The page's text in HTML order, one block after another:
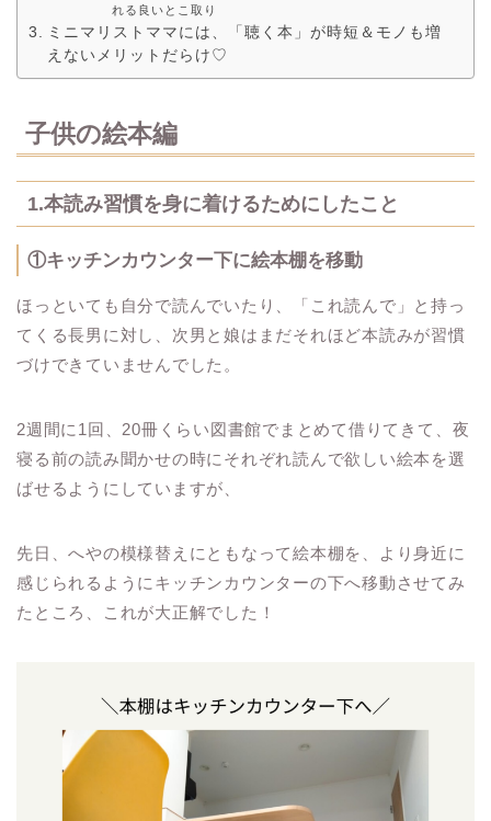
れる良いとこ取り
ミニマリストママには、「聴く本」が時短＆モノも増
えないメリットだらけ♡
子供の絵本編
1.本読み習慣を身に着けるためにしたこと
①キッチンカウンター下に絵本棚を移動
ほっといても自分で読んでいたり、「これ読んで」と持っ
てくる長男に対し、次男と娘はまだそれほど本読みが習慣
づけできていませんでした。
2週間に1回、20冊くらい図書館でまとめて借りてきて、夜
寝る前の読み聞かせの時にそれぞれ読んで欲しい絵本を選
ばせるようにしていますが、
先日、へやの模様替えにともなって絵本棚を、より身近に
感じられるようにキッチンカウンターの下へ移動させてみ
たところ、これが大正解でした！